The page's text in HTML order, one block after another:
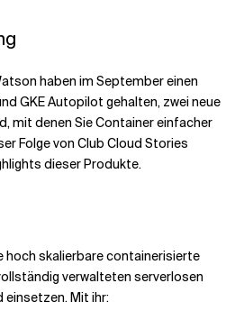
haben im September einen
GKE Autopilot gehalten, zwei neue
mit denen Sie Container einfacher
Folge von Club Cloud Stories
dieser Produkte.
hoch skalierbare containerisierte
verwalteten serverlosen
Mit ihr: